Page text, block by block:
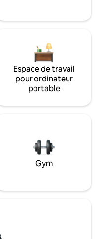
Espace de travail
pour ordinateur
portable
Gym